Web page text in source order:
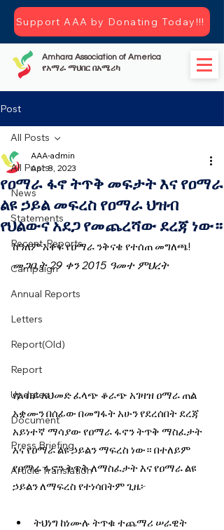
Amhara Association of America
የአማራ ማህበር በአሜሪካ
Support AAA by Donating Today!!!
Post
All Posts
News
Statements
Recent-Reports
Campaign
Annual Reports
Letters
Report(Old)
Report
Updates
Document
Press Briefing
Article Translation
All Posts
የዐማራ ፋኖ ትጥቅ መፍታት እና የዐማራ
ልዩ ኃይል መፍረስ የዐማራ ህዝብ
የህልውና አደጋ የመጨረሻው ደረጃ ነው።
AAA-admin
Apr 8, 2023
ከዓለም አቀፍ የዐማራ ንቅናቄ የተሰጠ መግለጫ!
መጋቢት 29 ቀን 2015 ዓመተ ምህረት
የአብይ አህመድ ፈላጭ ቆራጭ አገዛዝ ዐማራ ጠል
አቋሙን በሰፊው በመግፋት አሁን የደረሰበት ደረጃ
አይነተኛ ማሳያው የዐማራ ፋኖን ትጥቅ ማስፈታት
እና የዐማራ ልዩ ኃይልን ማፍረስ ነው። በተለይም
የዐማራ ፋኖን ትጥቅ ለማስፈታት እና የዐማራ ልዩ
ኃይልን ለማፍረስ የተነሳበትም ጊዜ፦
ትህነግ ከነሙሉ ትጥቁ ተጨማሪ ሠራዊት